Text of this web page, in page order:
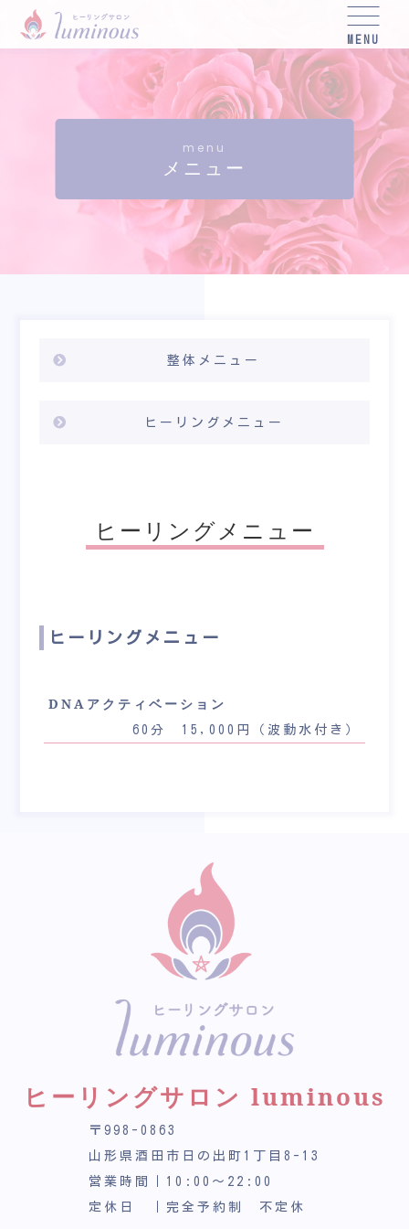
MENU
menu
メニュー
整体メニュー
ヒーリングメニュー
ヒーリングメニュー
ヒーリングメニュー
DNAアクティベーション
60分 15,000円（波動水付き）
ヒーリングサロン luminous
〒998-0863
山形県酒田市日の出町1丁目8-13
営業時間｜10:00～22:00
定休日 ｜完全予約制 不定休